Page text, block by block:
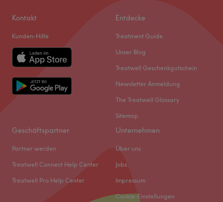
Kontakt
Kunden-Hilfe
Entdecke
Treatment Guide
Unser Blog
Treatwell Geschenkgutschein
Newsletter Anmeldung
The Treatwell Glossary
Sitemap
Geschäftspartner
Partner werden
Treatwell Connect Help Center
Treatwell Pro Help Center
Unternehmen
Über uns
Jobs
Impressum
Cookie-Einstellungen